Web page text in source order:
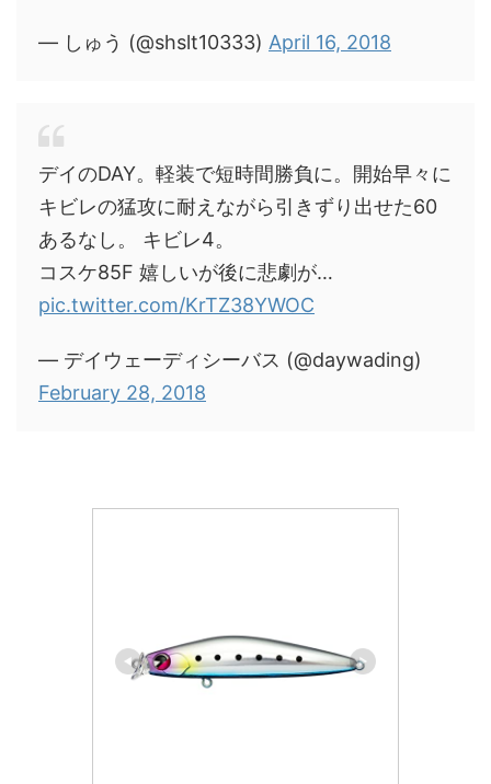
— しゅう (@shslt10333) April 16, 2018
デイのDAY。軽装で短時間勝負に。開始早々に
キビレの猛攻に耐えながら引きずり出せた60
あるなし。 キビレ4。
コスケ85F 嬉しいが後に悲劇が…
pic.twitter.com/KrTZ38YWOC
— デイウェーディシーバス (@daywading)
February 28, 2018